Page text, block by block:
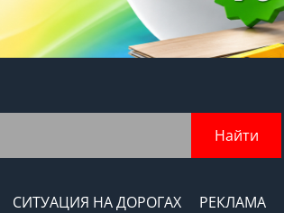
Найти
СИТУАЦИЯ НА ДОРОГАХ РЕКЛАМА